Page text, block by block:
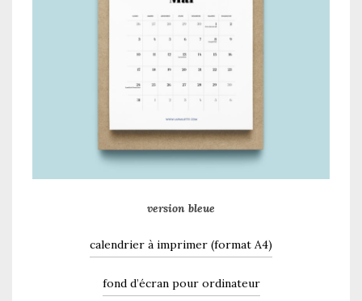
version bleue
calendrier à imprimer (format A4)
fond d’écran pour ordinateur